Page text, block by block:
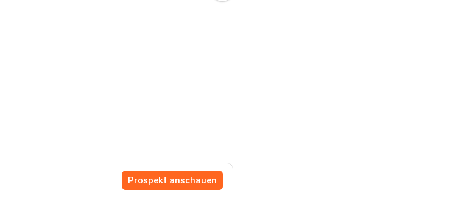
Prospekt anschauen